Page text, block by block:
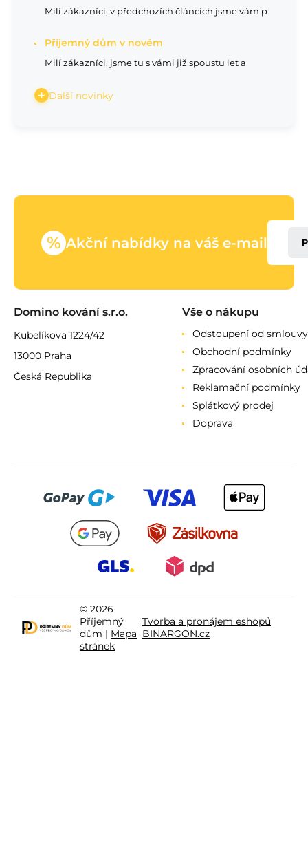
Milí zákazníci, v předchozích článcích jsme vám p
Příjemný dům v novém
Milí zákazníci, jsme tu s vámi již spoustu let a
Další novinky
% Akční nabídky na váš e-mail
Domino kování s.r.o.
Kubelíkova 1224/42
13000 Praha
Česká Republika
Vše o nákupu
Odstoupení od smlouvy
Obchodní podmínky
Zpracování osobních
Reklamační podmínky
Splátkový prodej
Doprava
© 2026
Příjemný
dům | Mapa
stránek
Tvorba a pronájem eshopů
BINARGON.cz